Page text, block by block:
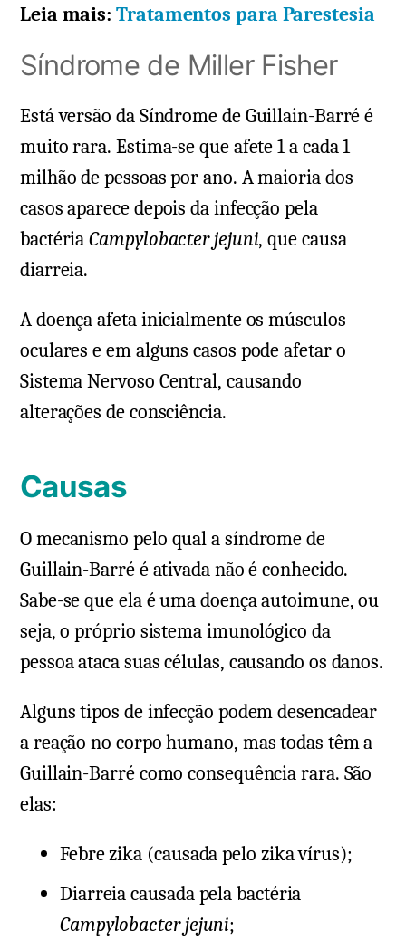
Leia mais:Tratamentos para Parestesia
Síndrome de Miller Fisher
Está versão da Síndrome de Guillain-Barré é
muito rara. Estima-se que afete 1 a cada 1
milhão de pessoas por ano. A maioria dos
casos aparece depois da infecção pela
bactériaCampylobacter jejuni, que causa
diarreia.
A doença afeta inicialmente os músculos
oculares e em alguns casos pode afetar o
Sistema Nervoso Central, causando
alterações de consciência.
Causas
O mecanismo pelo qual a síndrome de
Guillain-Barré é ativada não é conhecido.
Sabe-se que ela é uma doença autoimune, ou
seja, o próprio sistema imunológico da
pessoa ataca suas células, causando os danos.
Alguns tipos de infecção podem desencadear
a reação no corpo humano, mas todas têm a
Guillain-Barré como consequência rara. São
elas:
Febre zika (causada pelo zika vírus);
Diarreia causada pela bactéria
Campylobacter jejuni;